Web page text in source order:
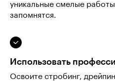
уникальные смелые
запомнятся.
Использовать
Освоите стробинг,